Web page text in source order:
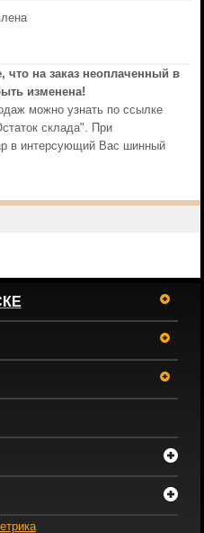
на заказ неоплаченный в
изменена!
можно узнать по ссылке
склада". При
в интерсующий Вас шинный